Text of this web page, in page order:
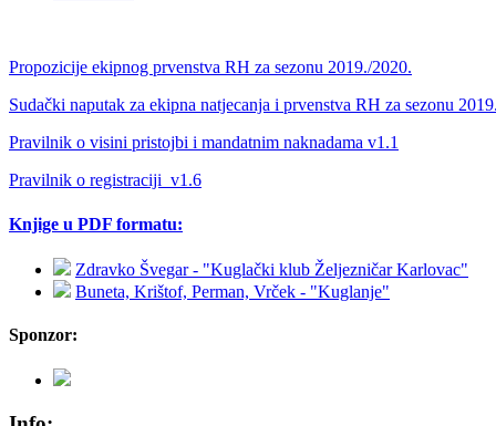
Propozicije ekipnog prvenstva RH za sezonu 2019./2020.
Sudački naputak za ekipna natjecanja i prvenstva RH za sezonu
Pravilnik o visini pristojbi i mandatnim naknadama v1.1
Pravilnik o registraciji_v1.6
Knjige u PDF formatu:
Zdravko Švegar - "Kuglački klub Željezničar Karlovac"
Buneta, Krištof, Perman, Vrček - "Kuglanje"
Sponzor: